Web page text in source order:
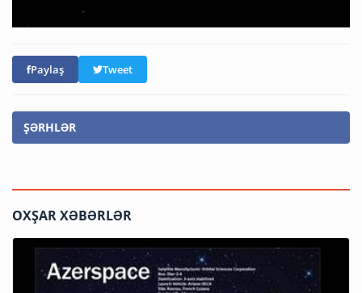
Paylaş Tweet
ŞƏRHLƏR
OXŞAR XƏBƏRLƏR